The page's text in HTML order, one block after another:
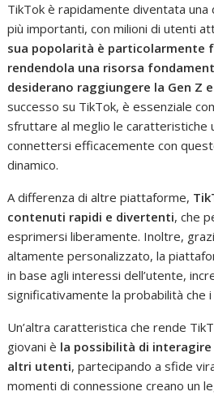
TikTok è rapidamente diventata
più importanti, con milioni di utenti
sua popolarità è particolarmente
rendendola una risorsa
desiderano raggiungere la Gen Z
successo su TikTok, è essenziale
sfruttare al meglio le caratteristiche
connettersi efficacemente con
dinamico.
A differenza di altre piattaforme,
contenuti rapidi e divertenti, che
esprimersi liberamente. Inoltre,
altamente personalizzato, la
in base agli interessi dell’utente,
significativamente la probabilità che
Un’altra caratteristica che rende
giovani è la possibilità di
altri utenti, partecipando a sfide
momenti di connessione creano un